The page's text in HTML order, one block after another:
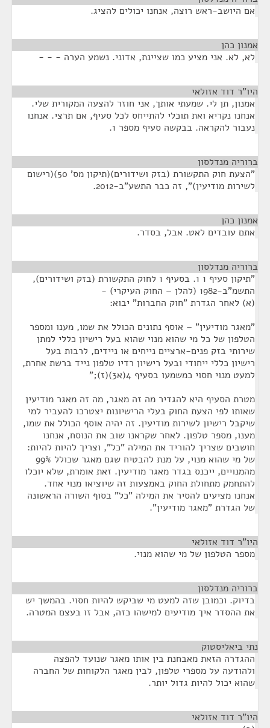
אם היושב-ראש רוצה, אנחנו יכולים להציג.
אמנון כהן
לא, לא. אני מציע כמו שציינת, אדוני. נשמע הערה - - -
היו"ר דוד אזולאי
אמנון, תן לי. שמעתי אותך, אני חוזר להצעה המקורית שלי.
אנחנו נקריא ואת תוכלי להתייחס לכל סעיף, אם תרצי. אנחנו
נעבור להקראה. בבקשה סעיף מספר 1.
ברוריה מנדלסון
"הצעת חוק התקשורת (בזק ושידורים)(תיקון מס' 50)(רישום
לשירות מודיעין)", זה כבר התשע"ב-2012.
אמנון כהן
אתם עובדים לאט. אבל, בסדר.
ברוריה מנדלסון
"תיקון סעיף 1 1. בסעיף 1 לחוק התקשורת (בזק ושידורים),
התשמ"ב-1982 (להלן – החוק העיקרי) -
(א) לאחר הגדרת "חוק החברות" יבוא:
"מאגר מודיעין" – אוסף נתונים הכולל את שמו, מענו ומספר
הטלפון של כל מי שהוא מנוי שהוא בעל רישיון כללי למתן
שירותי בזק פנים-ארציים נייחים או ניידים, לרבות בעל
רישיון כללי ייחודי ובעל רישיון רדיו טלפון נייד ברשת אחרת,
למעט מנוי חסוי כמשמעו בסעיף 4(א3)(ז);"
מטרת הסעיף היא להגדיר מה זה מאגר, מה זה מאגר מודיעין
שאותו לפי הצעת החוק בעלי הרישיונות יצטרכו להעביר למי
שיקבל רישיון לשירות מודיעין. זה יהיה אוסף הכולל את שמו,
מענו, מספר טלפון. לאחר שקראנו שוב את הנוסח, אנחנו
חושבים שצריך להוריד את המילה "כל", וצריך להיות להיות:
של מי שהוא מנוי, על מנת להבטיח שגם מאגר שכולל 99%
מהמנויים, ייכנס בגדר מאגר מודיעין. זאת אומרת, שלא יוכלו
להתחמק מתחולת החוק באמצעות זה שיוציאו מנוי אחד.
אנחנו מציעים להסיר את המילה "כל" בסוף השורה הראשונה
של הגדרת "מאגר מודיעין".
היו"ר דוד אזולאי
מספר הטלפון של מי שהוא מנוי.
ברוריה מנדלסון
בדיוק. וכמובן שזה למעט מי שביקש להיות חסוי. בהמשך יש
את ההסדר איך מודיעים למישהו כזה, אבל זו בעצם המטרה.
נתי ביאליסטוק
ההגדרה הזאת מאבחנת בין אותו מאגר שנועד להפצה
ולהודעה על מספרי טלפון, לבין מאגר הלקוחות של החברה
שהוא יכול להיות גדול יותר.
היו"ר דוד אזולאי